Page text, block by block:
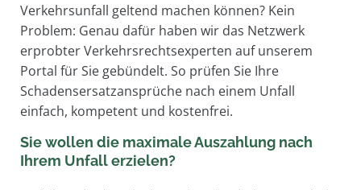
Verkehrsunfall geltend machen können? Kein
Problem: Genau dafür haben wir das Netzwerk
erprobter Verkehrsrechtsexperten auf unserem
Portal für Sie gebündelt. So prüfen Sie Ihre
Schadensersatzansprüche nach einem Unfall
einfach, kompetent und kostenfrei.
Sie wollen die maximale Auszahlung nach
Ihrem Unfall erzielen?